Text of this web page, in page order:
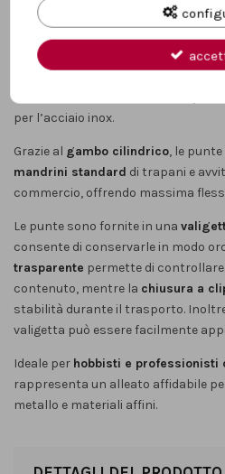
anche una migliore scorrevolezza
Il set include i diametri più utilizzati (
lamiera, metalli non ferrosi e
per l’acciaio inox.
Grazie al gambo cilindrico, le
mandrini standard di trapani e
commercio, offrendo massima
Le punte sono fornite in una
consente di conservarle in modo
trasparente permette di controllare
contenuto, mentre la chiusura a
stabilità durante il trasporto.
valigetta può essere facilmente
Ideale per hobbisti e professionisti
rappresenta un alleato affidabile
metallo e materiali affini.